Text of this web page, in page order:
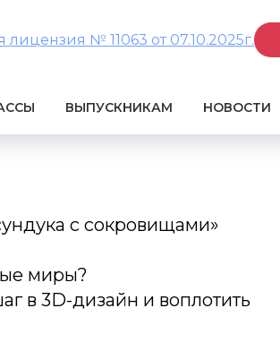
лицензия № 11063 от 07.10.2025г.
ВЫПУСКНИКАМ НОВОСТИ
с сокровищами»
миры?
в 3D-дизайн и воплотить